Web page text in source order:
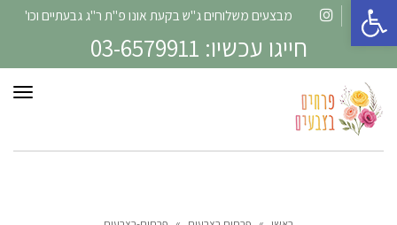
פתח סרגל נגישות
Facebook
מבצעים משלוחים ג"ש בקעת אונו פ"ת ר"ג גבעתיים וכו'
חייגו עכשיו: 03-6579911